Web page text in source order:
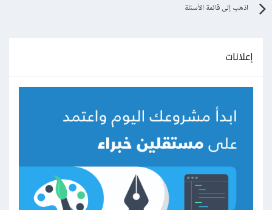
اذهب إلى قائمة الأسئلة
إعلانات